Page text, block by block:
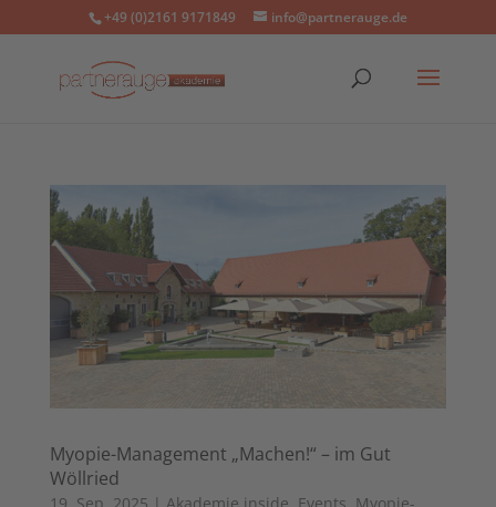
+49 (0)2161 9171849 info@partnerauge.de
Myopie-Management „Machen!“ – im Gut
Wöllried
19. Sep. 2025 | Akademie inside, Events, Myopie-